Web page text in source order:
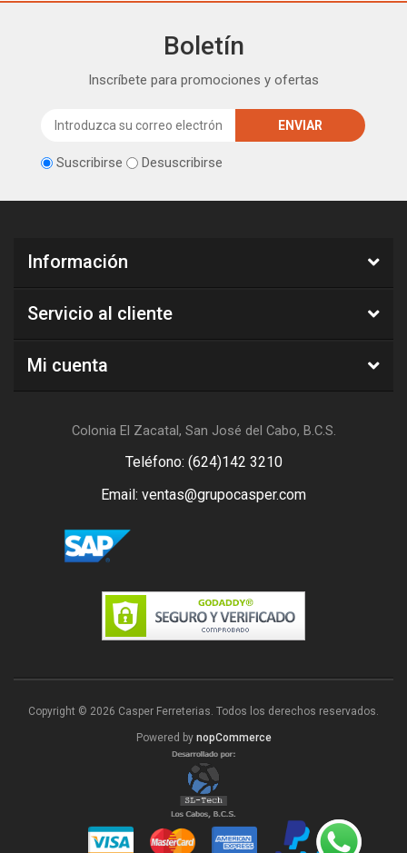
Boletín
Inscríbete para promociones y ofertas
Suscribirse Desuscribirse
Información
Servicio al cliente
Mi cuenta
Colonia El Zacatal, San José del Cabo, B.C.S.
Teléfono: (624)142 3210
Email: ventas@grupocasper.com
Copyright © 2026 Casper Ferreterias. Todos los derechos reservados.
Powered by nopCommerce